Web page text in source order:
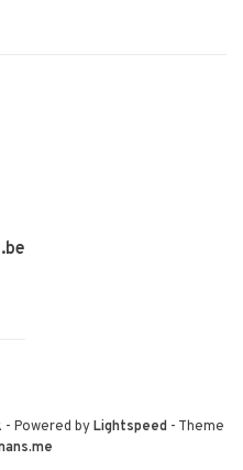
- Powered byLightspeed- Theme